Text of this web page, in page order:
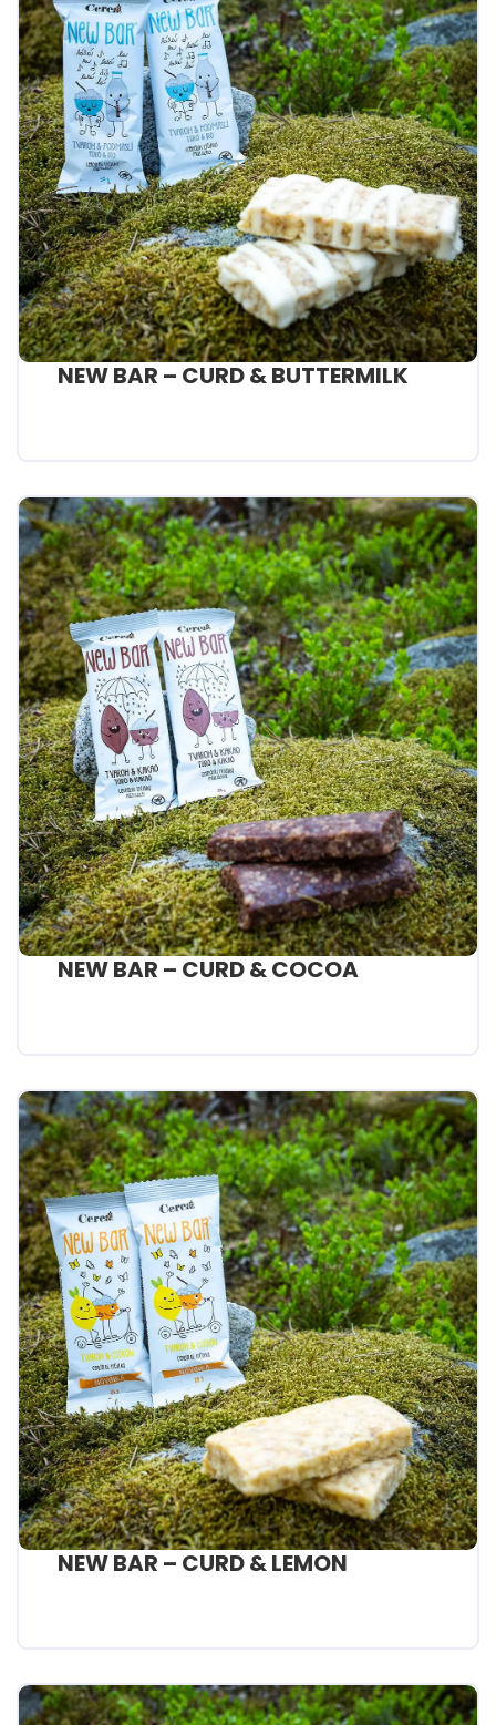
NEW BAR – CURD & BUTTERMILK
NEW BAR – CURD & COCOA
NEW BAR – CURD & LEMON